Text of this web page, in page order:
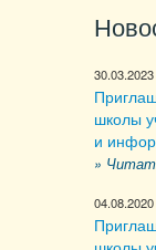
30.03.2023
школы
и
»
04.08.2020